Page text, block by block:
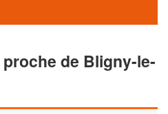
de Bligny-le-